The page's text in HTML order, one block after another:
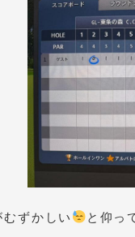
ずかしい と仰っ